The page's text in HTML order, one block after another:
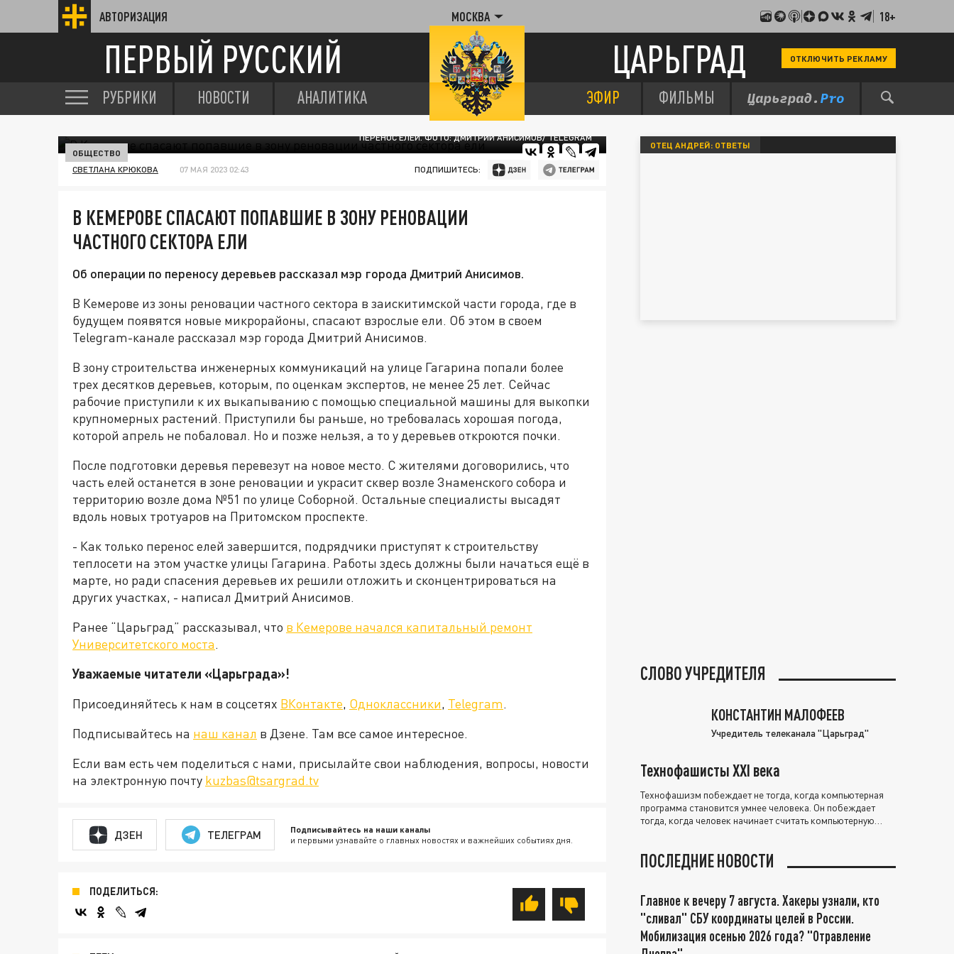
АВТОРИЗАЦИЯ МОСКВА 18+
ПЕРВЫЙ РУССКИЙ ЦАРЬГРАД ОТКЛЮЧИТЬ РЕКЛАМУ
РУБРИКИ НОВОСТИ АНАЛИТИКА ЭФИР ФИЛЬМЫ
ПЕРЕНОС ЕЛЕЙ. ФОТО: ДМИТРИЙ АНИСИМОВ/ TELEGRAM
ОБЩЕСТВО
СВЕТЛАНА КРЮКОВА 07 МАЯ 2023 02:43 ПОДПИШИТЕСЬ:
В КЕМЕРОВЕ СПАСАЮТ ПОПАВШИЕ В ЗОНУ РЕНОВАЦИИ
ЧАСТНОГО СЕКТОРА ЕЛИ
Об операции по переносу деревьев рассказал мэр города Дмитрий Анисимов.
В Кемерове из зоны реновации частного сектора в заискитимской части города, где в
будущем появятся новые микрорайоны, спасают взрослые ели. Об этом в своем
Telegram-канале рассказал мэр города Дмитрий Анисимов.
В зону строительства инженерных коммуникаций на улице Гагарина попали более
трех десятков деревьев, которым, по оценкам экспертов, не менее 25 лет. Сейчас
рабочие приступили к их выкапыванию с помощью специальной машины для выкопки
крупномерных растений. Приступили бы раньше, но требовалась хорошая погода,
которой апрель не побаловал. Но и позже нельзя, а то у деревьев откроются почки.
После подготовки деревья перевезут на новое место. С жителями договорились, что
часть елей останется в зоне реновации и украсит сквер возле Знаменского собора и
территорию возле дома №51 по улице Соборной. Остальные специалисты высадят
вдоль новых тротуаров на Притомском проспекте.
- Как только перенос елей завершится, подрядчики приступят к строительству
теплосети на этом участке улицы Гагарина. Работы здесь должны были начаться ещё в
марте, но ради спасения деревьев их решили отложить и сконцентрироваться на
других участках, - написал Дмитрий Анисимов.
Ранее “Царьград” рассказывал, что в Кемерове начался капитальный ремонт
Университетского моста.
Уважаемые читатели «Царьграда»!
Присоединяйтесь к нам в соцсетях ВКонтакте, Одноклассники, Telegram.
Подписывайтесь на наш канал в Дзене. Там все самое интересное.
Если вам есть чем поделиться с нами, присылайте свои наблюдения, вопросы, новости
на электронную почту kuzbas@tsargrad.tv
ДЗЕН ТЕЛЕГРАМ Подписывайтесь на наши каналы
и первыми узнавайте о главных новостях и важнейших событиях дня.
ПОДЕЛИТЬСЯ:
ОТЕЦ АНДРЕЙ: ОТВЕТЫ
СЛОВО УЧРЕДИТЕЛЯ
КОНСТАНТИН МАЛОФЕЕВ
Учредитель телеканала "Царьград"
Технофашисты XXI века
Технофашизм побеждает не тогда, когда компьютерная
программа становится умнее человека. Он побеждает
тогда, когда человек начинает считать компьютерную
ПОСЛЕДНИЕ НОВОСТИ
Главное к вечеру 7 августа. Хакеры узнали, кто
"сливал" СБУ координаты целей в России.
Мобилизация осенью 2026 года? "Отравление